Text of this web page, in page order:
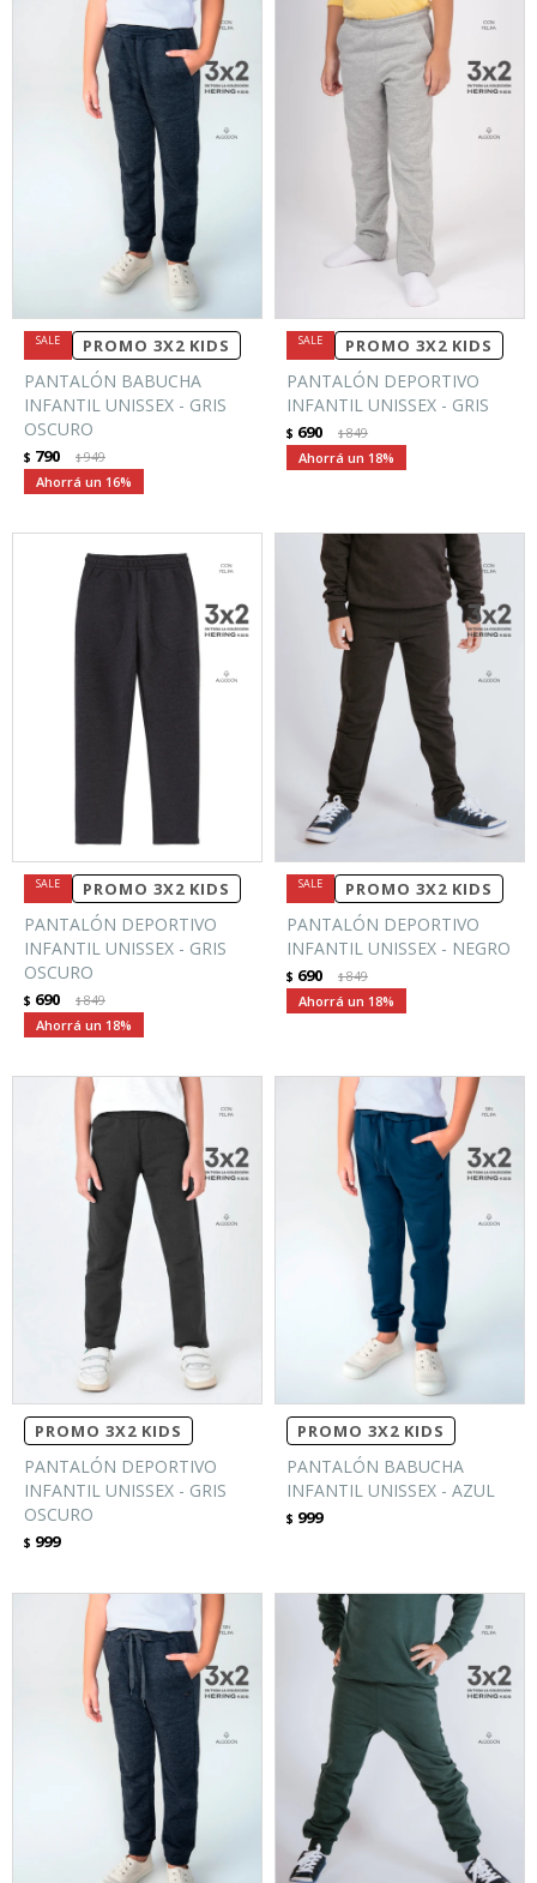
PROMO 3X2 KIDS
PANTALÓN BABUCHA
INFANTIL UNISSEX - GRIS
OSCURO
$ 790 $949
16
PROMO 3X2 KIDS
PANTALÓN DEPORTIVO
INFANTIL UNISSEX - GRIS
$ 690 $849
18
PROMO 3X2 KIDS
PANTALÓN DEPORTIVO
INFANTIL UNISSEX - GRIS
OSCURO
$ 690 $849
18
PROMO 3X2 KIDS
PANTALÓN DEPORTIVO
INFANTIL UNISSEX - NEGRO
$ 690 $849
18
PROMO 3X2 KIDS
PANTALÓN DEPORTIVO
INFANTIL UNISSEX - GRIS
OSCURO
$ 999
PROMO 3X2 KIDS
PANTALÓN BABUCHA
INFANTIL UNISSEX - AZUL
$ 999